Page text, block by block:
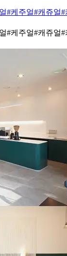
#케주얼#캐쥬얼#
#케주얼#캐쥬얼#